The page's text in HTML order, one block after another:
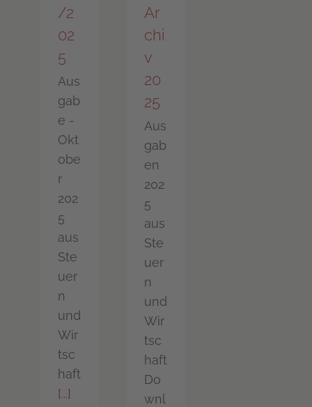
/2
02
5
Aus
gab
e -
Okt
obe
r
202
5
aus
Ste
uer
n
und
Wir
tsc
haft
[...]
Ar
chi
v
20
25
Aus
gab
en
202
5
aus
Ste
uer
n
und
Wir
tsc
haft
Do
wnl